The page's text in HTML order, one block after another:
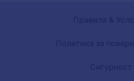
Правила &
Политика за
Сигурност